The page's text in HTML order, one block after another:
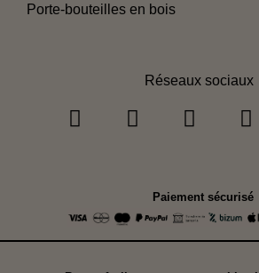
Porte-bouteilles en bois
Réseaux sociaux
Paiement sécurisé